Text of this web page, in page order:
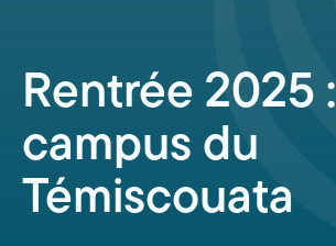
Rentrée 2025 :
campus du
Témiscouata